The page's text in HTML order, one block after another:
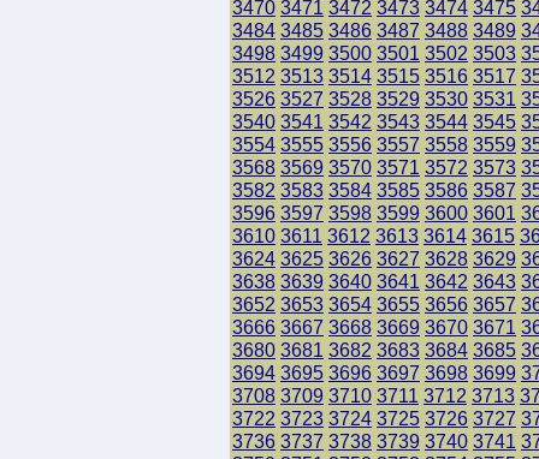
3470 3471 3472 3473 3474 3475
3484 3485 3486 3487 3488 3489
3498 3499 3500 3501 3502 3503
3512 3513 3514 3515 3516 3517
3526 3527 3528 3529 3530 3531
3540 3541 3542 3543 3544 3545
3554 3555 3556 3557 3558 3559
3568 3569 3570 3571 3572 3573
3582 3583 3584 3585 3586 3587
3596 3597 3598 3599 3600 3601
3610 3611 3612 3613 3614 3615
3624 3625 3626 3627 3628 3629
3638 3639 3640 3641 3642 3643
3652 3653 3654 3655 3656 3657
3666 3667 3668 3669 3670 3671
3680 3681 3682 3683 3684 3685
3694 3695 3696 3697 3698 3699
3708 3709 3710 3711 3712 3713
3722 3723 3724 3725 3726 3727
3736 3737 3738 3739 3740 3741